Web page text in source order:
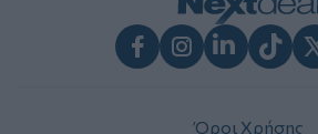
Όροι Χρήσης